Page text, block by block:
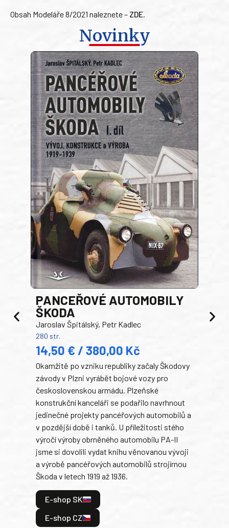
Obsah Modeláře 8/2021 naleznete – ZDE.
Novinky
PANCEŘOVÉ AUTOMOBILY
ŠKODA
Jaroslav Špitálský, Petr Kadlec
280 str.
14,50 € / 380,00 Kč
Okamžitě po vzniku republiky začaly Škodovy
závody v Plzni vyrábět bojové vozy pro
československou armádu. Plzeňské
konstrukční kanceláři se podařilo navrhnout
jedinečné projekty pancéřových automobilů a
v pozdější době i tanků. U příležitosti stého
výročí výroby obrněného automobilu PA-II
jsme si dovolili vydat knihu věnovanou vývoji
a výrobě pancéřových automobilů strojírnou
Škoda v letech 1919 až 1936.
E-shop SK
E-shop CZ